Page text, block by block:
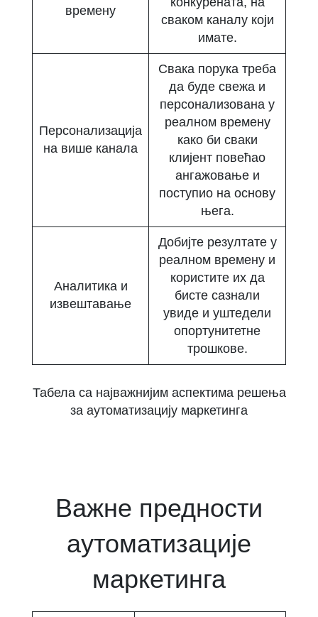
времену
сваком каналу који
имате.
Персонализација
на више канала
Свака порука треба
да буде свежа и
персонализована у
реалном времену
како би сваки
клијент повећао
ангажовање и
поступио на основу
њега.
Аналитика и
извештавање
Добијте резултате у
реалном времену и
користите их да
бисте сазнали
увиде и уштедели
опортунитетне
трошкове.
Табела са најважнијим аспектима решења
за аутоматизацију маркетинга
Важне предности
аутоматизације
маркетинга